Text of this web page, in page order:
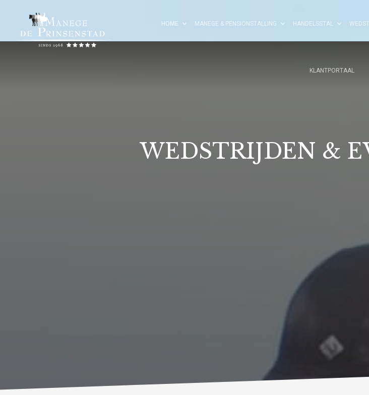
HOME MANEGE & PENSIONSTALLING HANDELSSTAL
KLANTPORTAAL
WEDSTRIJDEN &